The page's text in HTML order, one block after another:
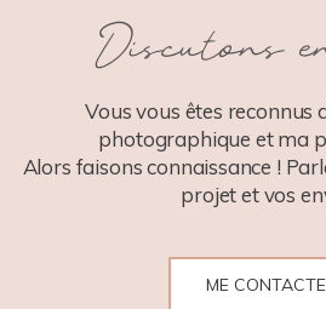
POST COMMENT
Discutons
Vous vous êtes reconnus
photographique et ma
Alors faisons connaissance !
projet et vos
ME